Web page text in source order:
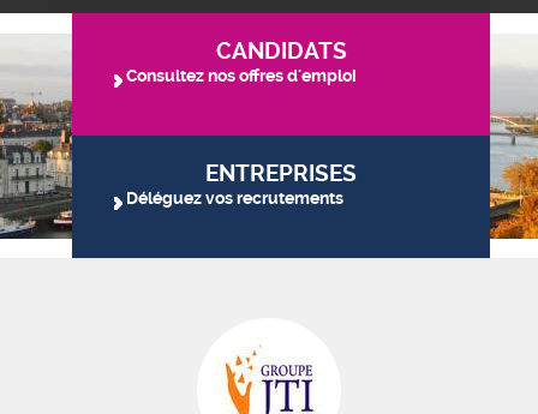
CANDIDATS
Consultez nos offres d'emploi
ENTREPRISES
Déléguez vos recrutements